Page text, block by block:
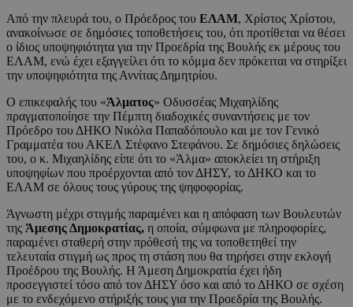
Από την πλευρά του, ο Πρόεδρος του ΕΛΑΜ, Χρίστος Χρίστου,
ανακοίνωσε σε δημόσιες τοποθετήσεις του, ότι προτίθεται να θέσει
ο ίδιος υποψηφιότητα για την Προεδρία της Βουλής εκ μέρους του
ΕΛΑΜ, ενώ έχει εξαγγείλει ότι το κόμμα δεν πρόκειται να στηρίξει
την υποψηφιότητα της Αννίτας Δημητρίου.
O επικεφαλής του «Άλματος» Οδυσσέας Μιχαηλίδης
πραγματοποίησε την Πέμπτη διαδοχικές συναντήσεις με τον
Πρόεδρο του ΔΗΚΟ Νικόλα Παπαδόπουλο και με τον Γενικό
Γραμματέα του ΑΚΕΛ Στέφανο Στεφάνου. Σε δημόσιες δηλώσεις
του, ο κ. Μιχαηλίδης είπε ότι το «Άλμα» αποκλείει τη στήριξη
υποψηφίων που προέρχονται από τον ΔΗΣΥ, το ΔΗΚΟ και το
ΕΛΑΜ σε όλους τους γύρους της ψηφοφορίας.
Άγνωστη μέχρι στιγμής παραμένει και η απόφαση των Βουλευτών
της Άμεσης Δημοκρατίας, η οποία, σύμφωνα με πληροφορίες,
παραμένει σταθερή στην πρόθεσή της να τοποθετηθεί την
τελευταία στιγμή ως προς τη στάση που θα τηρήσει στην εκλογή
Προέδρου της Βουλής. Η Άμεση Δημοκρατία έχει ήδη
προσεγγιστεί τόσο από τον ΔΗΣΥ όσο και από το ΔΗΚΟ σε σχέση
με το ενδεχόμενο στήριξής τους για την Προεδρία της Βουλής.